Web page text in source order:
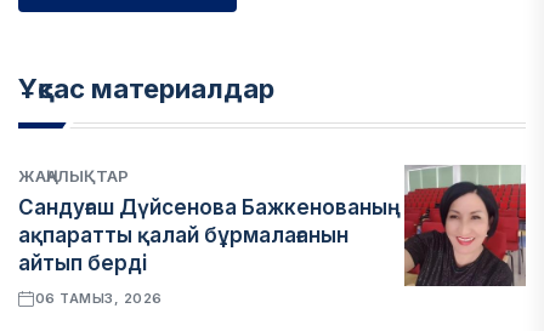
Ұқсас материалдар
ЖАҢАЛЫҚТАР
Сандуғаш Дүйсенова Бажкенованың
ақпаратты қалай бұрмалағанын
айтып берді
06 ТАМЫЗ, 2026